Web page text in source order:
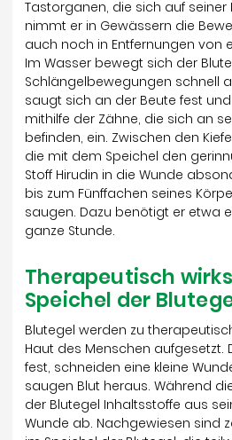
Tastorganen, die sich auf seiner
nimmt er in Gewässern die
auch noch in Entfernungen von
Im Wasser bewegt sich der
Schlängelbewegungen schnell
saugt sich an der Beute fest
mithilfe der Zähne, die sich an
befinden, ein. Zwischen den
die mit dem Speichel den
Stoff Hirudin in die Wunde
bis zum Fünffachen seines
saugen. Dazu benötigt er etwa
ganze Stunde.
Therapeutisch
Speichel der
Blutegel werden zu
Haut des Menschen aufgesetzt.
fest, schneiden eine kleine
saugen Blut heraus. Während
der Blutegel Inhaltsstoffe aus
Wunde ab. Nachgewiesen sind